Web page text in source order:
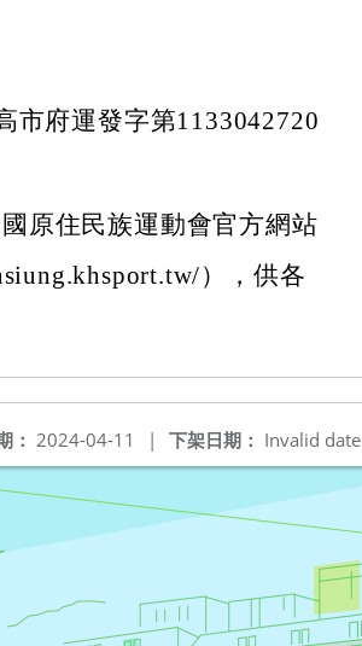
市府運發字第1133042720
原住民族運動會官方網站
），供各
下架日期： Invalid date
： 2024-04-11 |